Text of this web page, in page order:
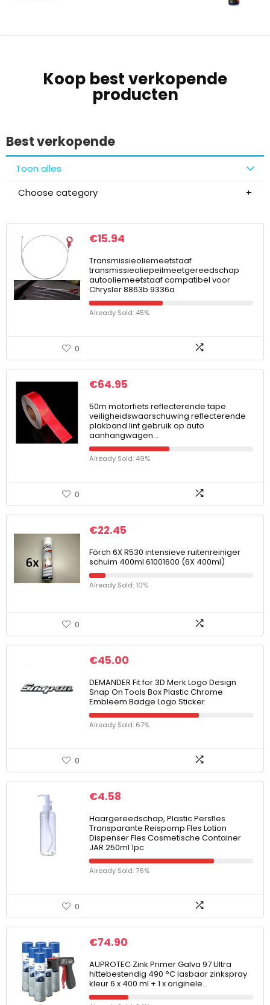
Koop best verkopende
producten
Best verkopende
Toon alles
Choose category
€15.94
Transmissieoliemeetstaaf
transmissieoliepeilmeetgereedschap
autooliemeetstaaf compatibel voor
Chrysler 8863b 9336a
Already Sold: 45%
0
€64.95
50m motorfiets reflecterende tape
veiligheidswaarschuwing reflecterende
plakband lint gebruik op auto
aanhangwagen…
Already Sold: 49%
0
€22.45
Förch 6X R530 intensieve ruitenreiniger
schuim 400ml 61001600 (6X 400ml)
Already Sold: 10%
0
€45.00
DEMANDER Fit for 3D Merk Logo Design
Snap On Tools Box Plastic Chrome
Embleem Badge Logo Sticker
Already Sold: 67%
0
€4.58
Haargereedschap, Plastic Persfles
Transparante Reispomp Fles Lotion
Dispenser Fles Cosmetische Container
JAR 250ml 1pc
Already Sold: 76%
0
€74.90
AUPROTEC Zink Primer Galva 97 Ultra
hittebestendig 490 °C lasbaar zinkspray
kleur 6 x 400 ml + 1 x originele…